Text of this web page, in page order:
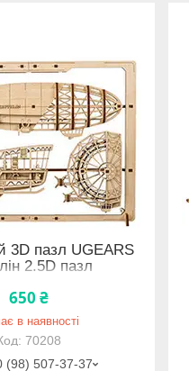
3D пазл UGEARS
2.5D пазл
650 ₴
в наявності
70208
(98) 507-37-37